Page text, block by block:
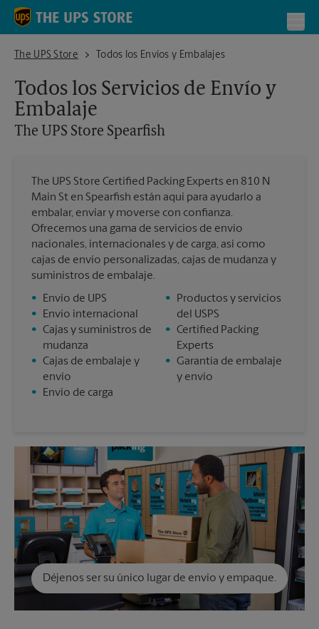
Skip to content
Return to Nav
The UPS Store
The UPS Store SpearfishTodos los Envíos y Embalajes
Todos los Servicios de Envío y
Embalaje
The UPS Store Spearfish
The UPS Store Certified Packing Experts en 810 N
Main St en Spearfish están aquí para ayudarlo a
embalar, enviar y moverse con confianza.
Ofrecemos una gama de servicios de envío
nacionales, internacionales y de carga, así como
cajas de envío personalizadas, cajas de mudanza y
suministros de embalaje.
•
Envío de UPS
•
Envío internacional
• Cajas y suministros de
mudanza
• Cajas de embalaje y
envío
•
Envío de carga
•
Productos y servicios
del USPS
• Certified Packing
Experts
• Garantía de embalaje
y envío
Déjenos ser su único lugar de envío y empaque.